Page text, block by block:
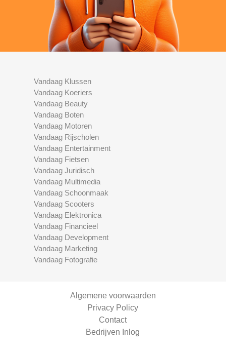
Vandaag Klussen
Vandaag Koeriers
Vandaag Beauty
Vandaag Boten
Vandaag Motoren
Vandaag Rijscholen
Vandaag Entertainment
Vandaag Fietsen
Vandaag Juridisch
Vandaag Multimedia
Vandaag Schoonmaak
Vandaag Scooters
Vandaag Elektronica
Vandaag Financieel
Vandaag Development
Vandaag Marketing
Vandaag Fotografie
Algemene voorwaarden
Privacy Policy
Contact
Bedrijven Inlog